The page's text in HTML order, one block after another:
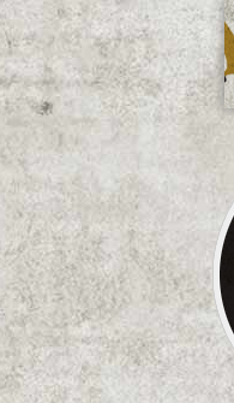
CityDogs